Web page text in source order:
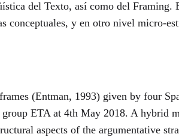
del Texto, así como del Framing.
y en otro nivel micro-
(Entman, 1993) given by four
ETA at 4th May 2018. A hybrid
aspects of the argumentative